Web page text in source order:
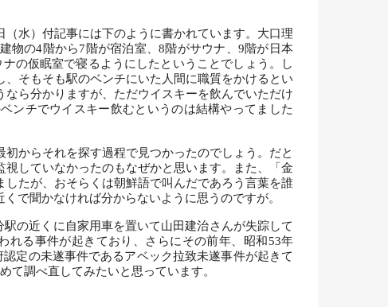
水）付記事には下のように書かれています。大口理
物の4階から7階が宿泊室、8階がサウナ、9階が日本
の仮眠室で寝るようにしたということでしょう。し
そもそも駅のベンチにいた人間に職質をかけるとい
ら分かりますが、ただウイスキーを飲んでいただけ
ンチでウイスキー飲むというのは結構やってました
からそれを探す過程で見つかったのでしょう。だと
していなかったのもなぜかと思います。また、「金
たが、おそらくは朝鮮語で叫んだであろう言葉を誰
で聞かなければ分からないように思うのですが。
の近くに自家用車を置いて山田建治さんが失踪して
れる事件が起きており、さらにその前年、昭和53年
定の未遂事件であるアベック拉致未遂事件が起きて
て調べ直してみたいと思っています。